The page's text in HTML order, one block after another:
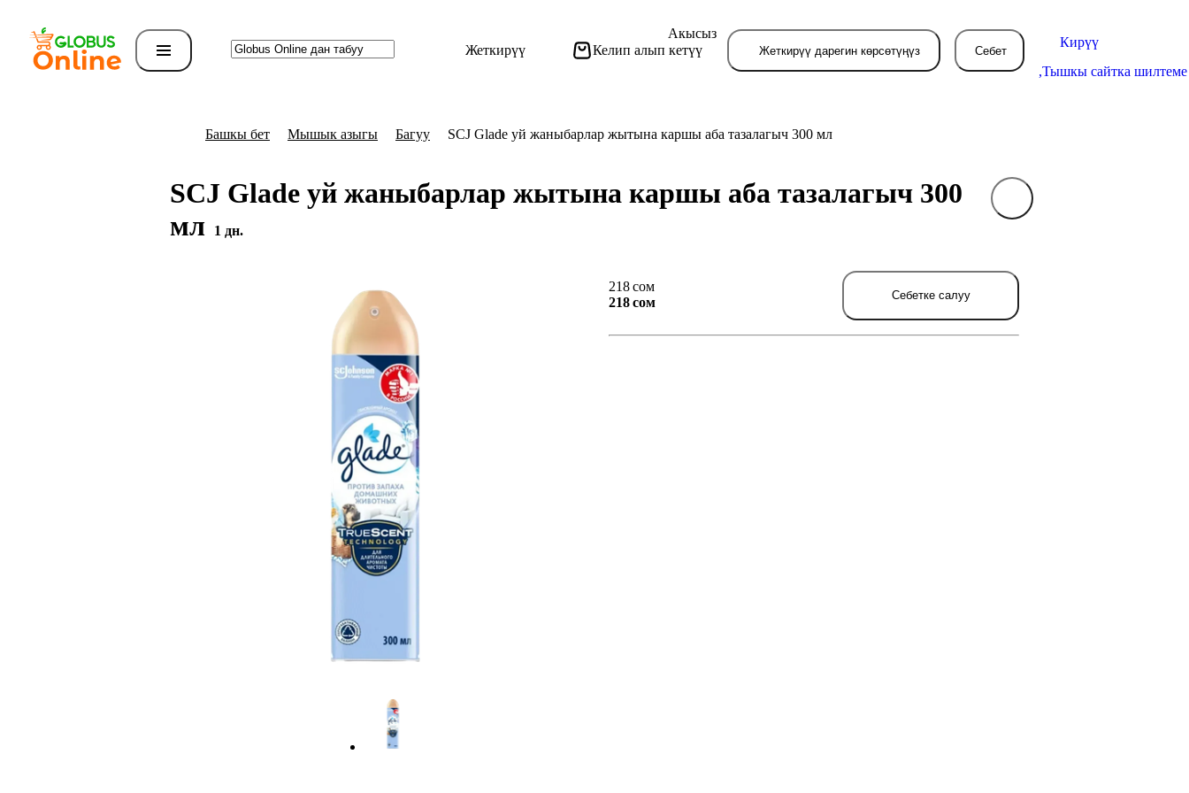
Жеткирүү Келип алып кетүү
Акысыз
Жеткирүү дарегин көрсөтүңүз Себет
Кирүү
,Тышкы сайтка шилтеме
Башкы бет Мышык азыгы Багуу SCJ Glade уй жаныбарлар жытына каршы аба тазалагыч 300 мл
SCJ Glade уй жаныбарлар жытына каршы аба тазалагыч 300
мл
1 дн.
218 сом
218 сом
Себетке салуу
Себетиңиз азырынча
Бул жерде сиз буйрутма берген
товарлар пайда болот.